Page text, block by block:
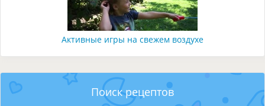
Активные игры на свежем воздухе
Поиск рецептов